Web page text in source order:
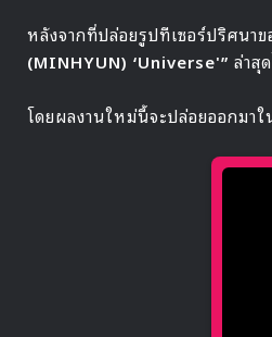
หลังจากที่ปล่อยรูปทีเซอร์ปริศนาข
(MINHYUN) ‘Universe'” ล่าสุ
โดยผลงานใหม่นี้จะปล่อยออกมาใ